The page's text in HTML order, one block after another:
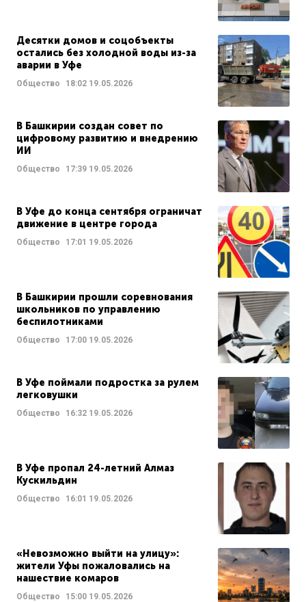
Десятки домов и соцобъекты
остались без холодной воды из-за
аварии в Уфе
Общество 18:02 19.05.2026
В Башкирии создан совет по
цифровому развитию и внедрению
ИИ
Общество 17:39 19.05.2026
В Уфе до конца сентября ограничат
движение в центре города
Общество 17:01 19.05.2026
В Башкирии прошли соревнования
школьников по управлению
беспилотниками
Общество 17:00 19.05.2026
В Уфе поймали подростка за рулем
легковушки
Общество 16:32 19.05.2026
В Уфе пропал 24-летний Алмаз
Кускильдин
Общество 16:01 19.05.2026
«Невозможно выйти на улицу»:
жители Уфы пожаловались на
нашествие комаров
Общество 15:00 19.05.2026